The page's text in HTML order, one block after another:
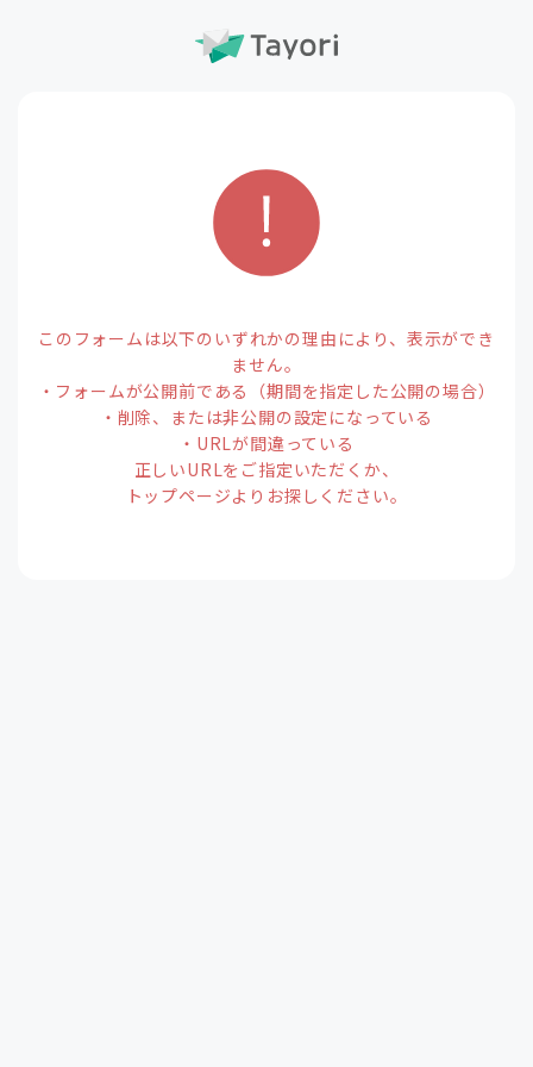
このフォームは以下のいずれかの理由により、表示ができ
ません。
・フォームが公開前である（期間を指定した公開の場合）
・削除、または非公開の設定になっている
・URLが間違っている
正しいURLをご指定いただくか、
トップページよりお探しください。